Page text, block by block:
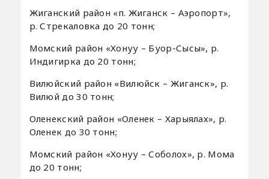
Жиганский район «п. Жиганск – Аэропорт»,
р. Стрекаловка до 20 тонн;
Момский район «Хонуу – Буор-Сысы», р.
Индигирка до 20 тонн;
Вилюйский район «Вилюйск – Жиганск», р.
Вилюй до 30 тонн;
Оленекский район «Оленек – Харыялах», р.
Оленек до 30 тонн;
Момский район «Хонуу – Соболох», р. Мома
до 20 тонн;